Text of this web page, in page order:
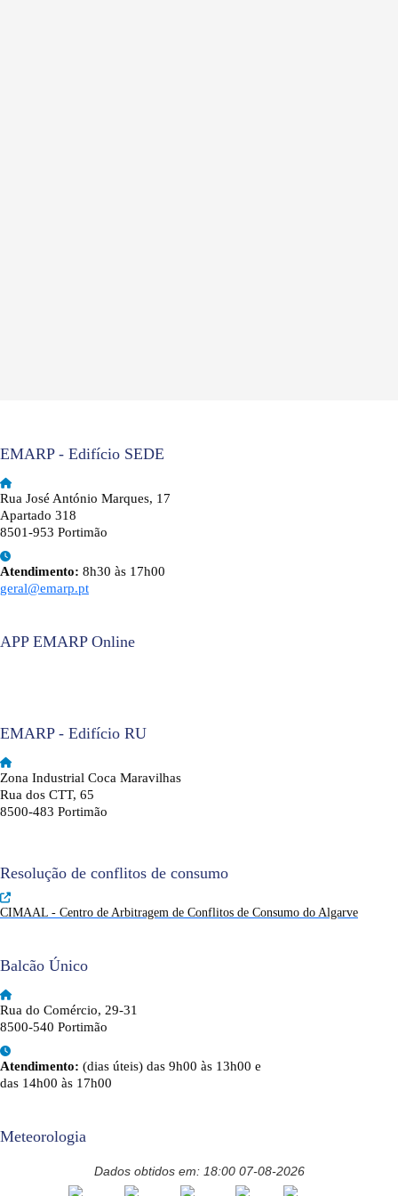
EMARP - Edifício SEDE
Rua José António Marques, 17
Apartado 318
8501-953 Portimão
Atendimento: 8h30 às 17h00
geral@emarp.pt
APP EMARP Online
EMARP - Edifício RU
Zona Industrial Coca Maravilhas
Rua dos CTT, 65
8500-483 Portimão
Resolução de conflitos de consumo
CIMAAL - Centro de Arbitragem de Conflitos de Consumo do Algarve
Balcão Único
Rua do Comércio, 29-31
8500-540 Portimão
Atendimento: (dias úteis) das 9h00 às 13h00 e
das 14h00 às 17h00
Meteorologia
Dados obtidos em: 18:00 07-08-2026